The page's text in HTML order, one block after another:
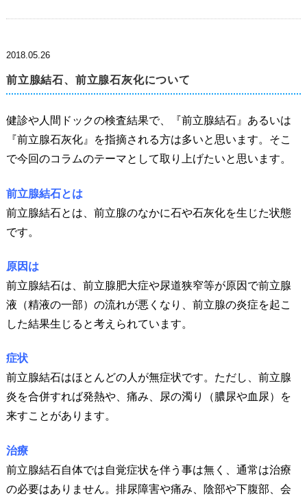
2018.05.26
前立腺結石、前立腺石灰化について
健診や人間ドックの検査結果で、『前立腺結石』あるいは
『前立腺石灰化』を指摘される方は多いと思います。そこ
で今回のコラムのテーマとして取り上げたいと思います。
前立腺結石とは
前立腺結石とは、前立腺のなかに石や石灰化を生じた状態
です。
原因は
前立腺結石は、前立腺肥大症や尿道狭窄等が原因で前立腺
液（精液の一部）の流れが悪くなり、前立腺の炎症を起こ
した結果生じると考えられています。
症状
前立腺結石はほとんどの人が無症状です。ただし、前立腺
炎を合併すれば発熱や、痛み、尿の濁り（膿尿や血尿）を
来すことがあります。
治療
前立腺結石自体では自覚症状を伴う事は無く、通常は治療
の必要はありません。排尿障害や痛み、陰部や下腹部、会